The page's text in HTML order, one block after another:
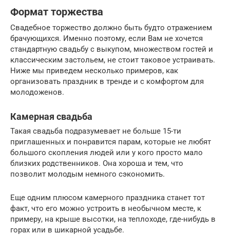
Формат торжества
Свадебное торжество должно быть будто отражением
брачующихся. Именно поэтому, если Вам не хочется
стандартную свадьбу с выкупом, множеством гостей и
классическим застольем, не стоит таковое устраивать.
Ниже мы приведем несколько примеров, как
организовать праздник в тренде и с комфортом для
молодоженов.
Камерная свадьба
Такая свадьба подразумевает не больше 15-ти
приглашенных и понравится парам, которые не любят
большого скопления людей или у кого просто мало
близких родственников. Она хороша и тем, что
позволит молодым немного сэкономить.
Еще одним плюсом камерного праздника станет тот
факт, что его можно устроить в необычном месте, к
примеру, на крыше высотки, на теплоходе, где-нибудь в
горах или в шикарной усадьбе.